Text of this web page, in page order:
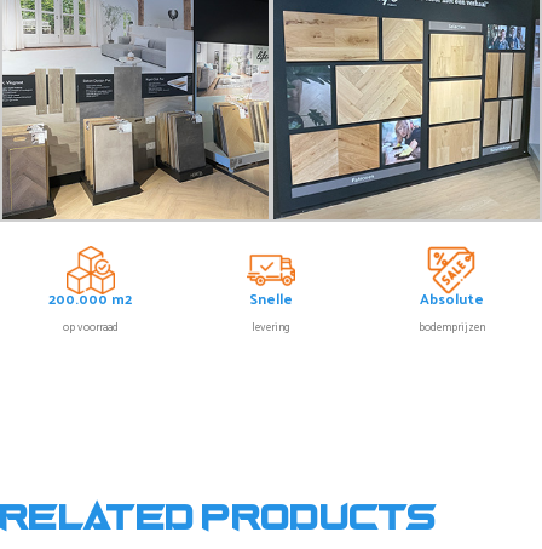
200.000 m2
op voorraad
Snelle
levering
Absolute
bodemprijzen
Related products